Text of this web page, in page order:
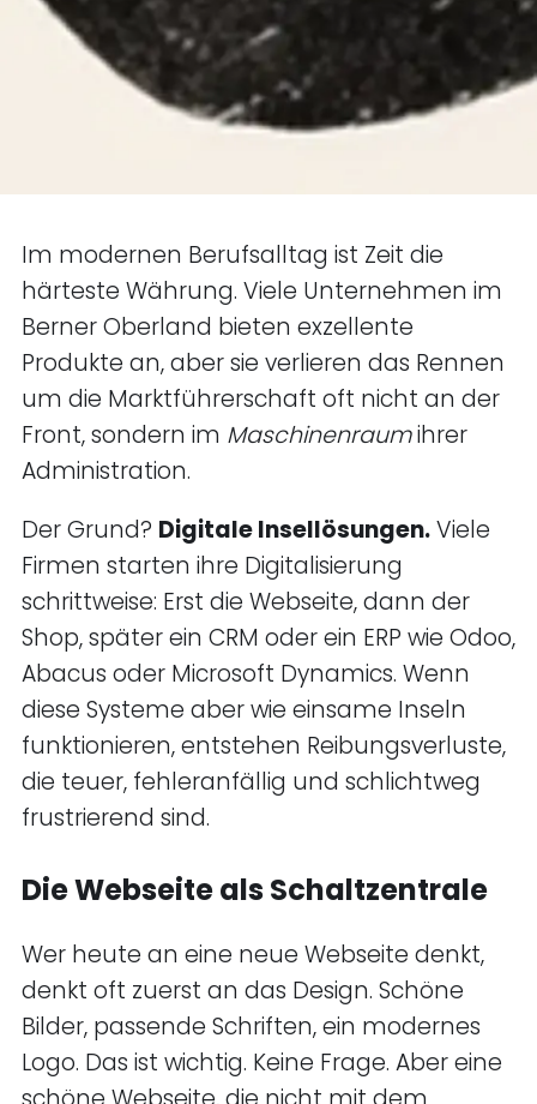
Im modernen Berufsalltag ist Zeit die
härteste Währung. Viele Unternehmen im
Berner Oberland bieten exzellente
Produkte an, aber sie verlieren das Rennen
um die Marktführerschaft oft nicht an der
Front, sondern im Maschinenraumihrer
Administration.
Der Grund? Digitale Insellösungen.Viele
Firmen starten ihre Digitalisierung
schrittweise: Erst die Webseite, dann der
Shop, später ein CRM oder ein ERP wie Odoo,
Abacus oder Microsoft Dynamics. Wenn
diese Systeme aber wie einsame Inseln
funktionieren, entstehen Reibungsverluste,
die teuer, fehleranfällig und schlichtweg
frustrierend sind.
Die Webseite als Schaltzentrale
Wer heute an eine neue Webseite denkt,
denkt oft zuerst an das Design. Schöne
Bilder, passende Schriften, ein modernes
Logo. Das ist wichtig. Keine Frage. Aber eine